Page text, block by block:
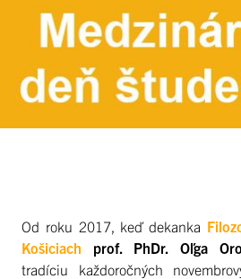
Od roku 2017, keď dekanka
Košiciach prof. PhDr. Oľga
tradíciu každoročných